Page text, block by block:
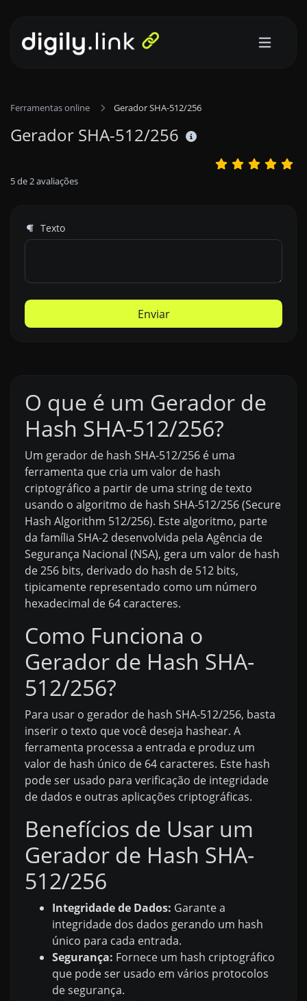
Ferramentas online Gerador SHA-512/256
Gerador SHA-512/256
5de2avaliações
Texto
Enviar
O que é um Gerador de
Hash SHA-512/256?
Um gerador de hash SHA-512/256 é uma
ferramenta que cria um valor de hash
criptográfico a partir de uma string de texto
usando o algoritmo de hash SHA-512/256 (Secure
Hash Algorithm 512/256). Este algoritmo, parte
da família SHA-2 desenvolvida pela Agência de
Segurança Nacional (NSA), gera um valor de hash
de 256 bits, derivado do hash de 512 bits,
tipicamente representado como um número
hexadecimal de 64 caracteres.
Como Funciona o
Gerador de Hash SHA-
512/256?
Para usar o gerador de hash SHA-512/256, basta
inserir o texto que você deseja hashear. A
ferramenta processa a entrada e produz um
valor de hash único de 64 caracteres. Este hash
pode ser usado para verificação de integridade
de dados e outras aplicações criptográficas.
Benefícios de Usar um
Gerador de Hash SHA-
512/256
Integridade de Dados: Garante a
integridade dos dados gerando um hash
único para cada entrada.
Segurança: Fornece um hash criptográfico
que pode ser usado em vários protocolos
de segurança.